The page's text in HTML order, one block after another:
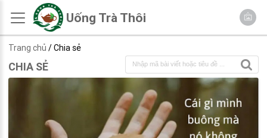
Uống Trà Thôi
Trang chủ / Chia sẻ
CHIA SẺ